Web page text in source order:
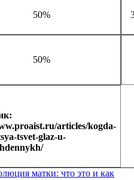
50%
50%
articles/kogda-
tsvet-glaz-u-
матки: что это и как